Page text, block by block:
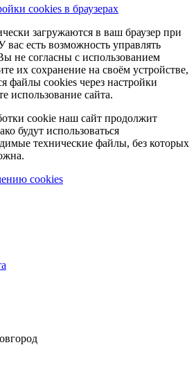
cookies в браузерах
загружаются в ваш браузер при
есть возможность управлять
не согласны с использованием
их сохранение на своём устройстве,
файлы cookies через настройки
использование сайта.
cookie наш сайт продолжит
будут использоваться
технические файлы, без которых
cookies